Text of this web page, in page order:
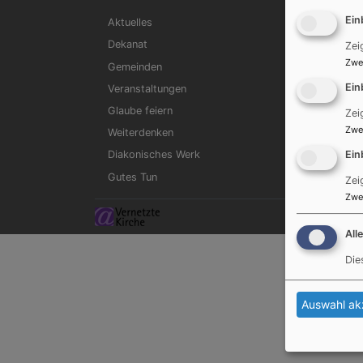
Hauptnavigation
Aktuelles
Dekanat
Gemeinden
Veranstaltungen
Glaube feiern
Weiterdenken
Diakonisches Werk
Gutes Tun
Auswahl